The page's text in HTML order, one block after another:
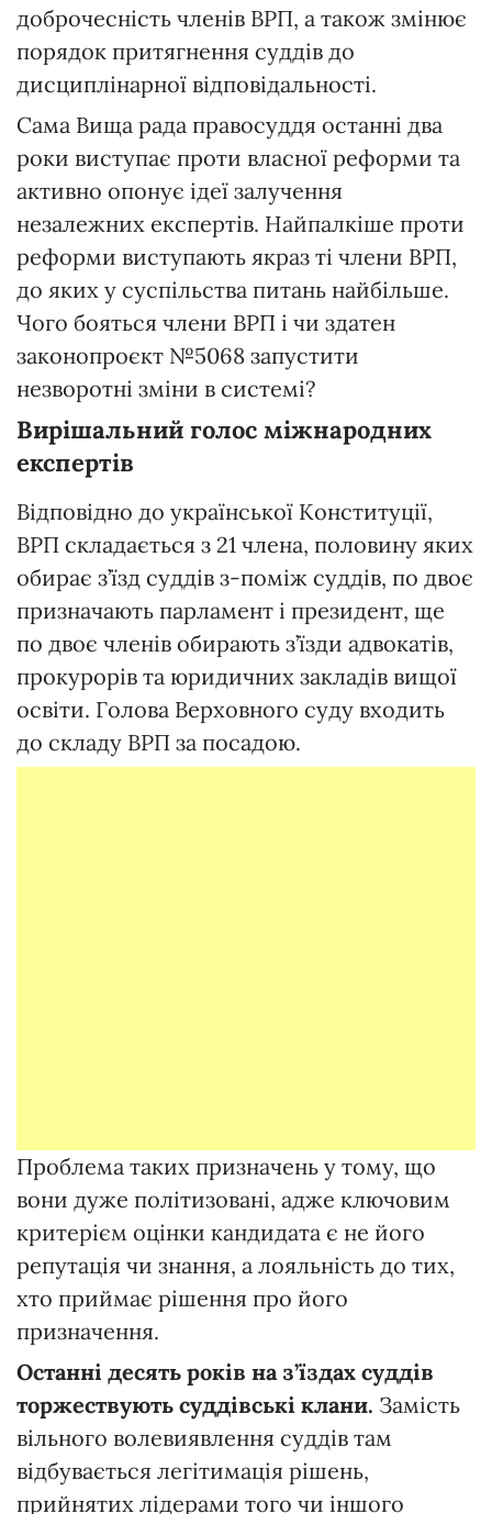
доброчесність членів ВРП, а також змінює
порядок притягнення суддів до
дисциплінарної відповідальності.
Сама Вища рада правосуддя останні два
роки виступає проти власної реформи та
активно опонує ідеї залучення
незалежних експертів. Найпалкіше проти
реформи виступають якраз ті члени ВРП,
до яких у суспільства питань найбільше.
Чого бояться члени ВРП і чи здатен
законопроєкт №5068 запустити
незворотні зміни в системі?
Вирішальний голос міжнародних
експертів
Відповідно до української Конституції,
ВРП складається з 21 члена, половину яких
обирає з’їзд суддів з-поміж суддів, по двоє
призначають парламент і президент, ще
по двоє членів обирають з’їзди адвокатів,
прокурорів та юридичних закладів вищої
освіти. Голова Верховного суду входить
до складу ВРП за посадою.
Проблема таких призначень у тому, що
вони дуже політизовані, адже ключовим
критерієм оцінки кандидата є не його
репутація чи знання, а лояльність до тих,
хто приймає рішення про його
призначення.
Останні десять років на з’їздах суддів
торжествують суддівські клани. Замість
вільного волевиявлення суддів там
відбувається легітимація рішень,
прийнятих лідерами того чи іншого